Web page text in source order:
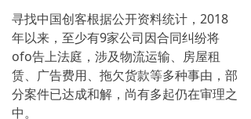
寻找中国创客根据公开资料统计，2018
年以来，至少有9家公司因合同纠纷将
ofo告上法庭，涉及物流运输、房屋租
赁、广告费用、拖欠货款等多种事由，部
分案件已达成和解，尚有多起仍在审理之
中。